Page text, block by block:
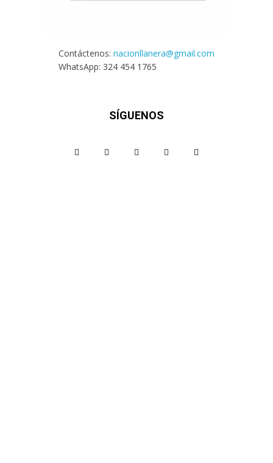
Contáctenos: nacionllanera@gmail.com
WhatsApp: 324 454 1765
SÍGUENOS